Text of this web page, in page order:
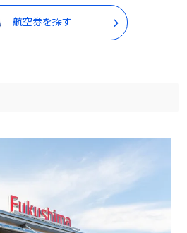
航空券を探す